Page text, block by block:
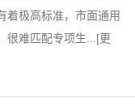
着极高标准，市面通用
很难匹配专项生...[更